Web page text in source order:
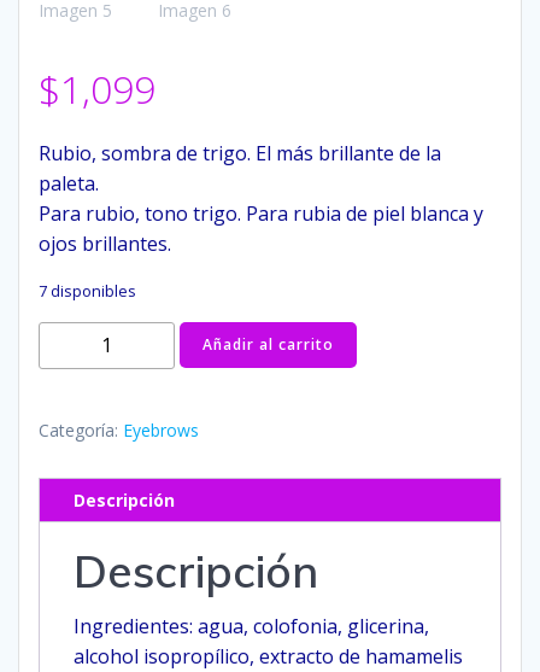
$1,099
Rubio, sombra de trigo. El más brillante de la
paleta.
Para rubio, tono trigo. Para rubia de piel blanca y
ojos brillantes.
7 disponibles
Pigmento
de
No.
·
Golden
cantidad
Añadir al carrito
Categoría: Eyebrows
Descripción
Descripción
Ingredientes: agua, colofonia, glicerina,
alcohol isopropílico, extracto de hamamelis